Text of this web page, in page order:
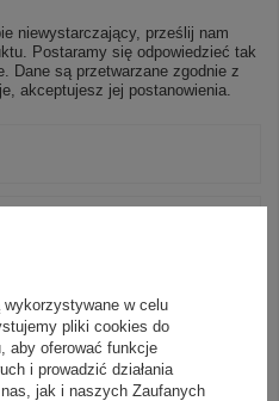
niewystarczający, prześlij nam
Postaramy się odpowiedzieć tak
Dane są przetwarzane zgodnie z
je, akceptujesz jej postanowienia.
w celu
pliki cookies do
aby oferować funkcje
i prowadzić działania
jak i naszych Zaufanych